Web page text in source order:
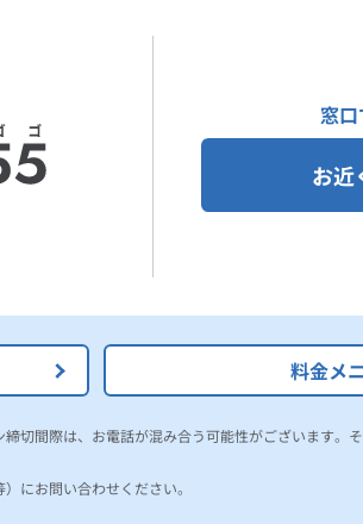
窓
お近
料金メ
切間際は、お電話が混み合う可能性がございます。
にお問い合わせください。